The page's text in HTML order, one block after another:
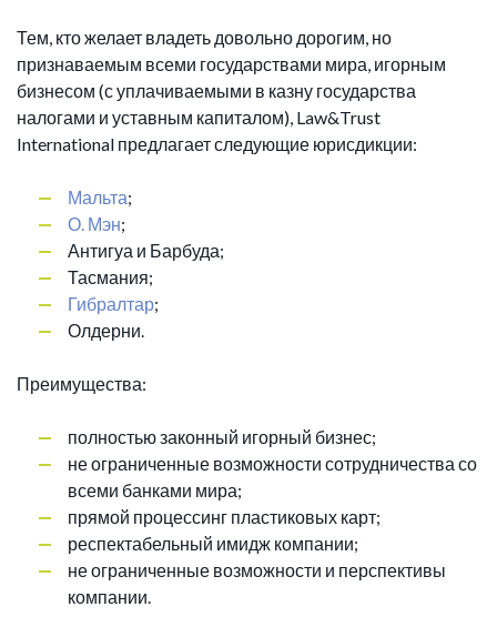
Тем, кто желает владеть довольно дорогим, но
признаваемым всеми государствами мира, игорным
бизнесом (с уплачиваемыми в казну государства
налогами и уставным капиталом), Law&Trust
International предлагает следующие юрисдикции:
Мальта;
О. Мэн;
Антигуа и Барбуда;
Тасмания;
Гибралтар;
Олдерни.
Преимущества:
полностью законный игорный бизнес;
не ограниченные возможности сотрудничества со
всеми банками мира;
прямой процессинг пластиковых карт;
респектабельный имидж компании;
не ограниченные возможности и перспективы
компании.